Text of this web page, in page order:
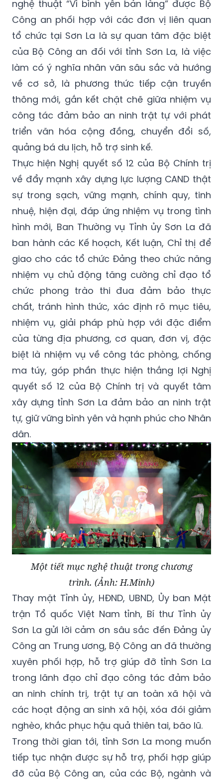
nghệ thuật “Vì bình yên bản làng” được Bộ
Công an phối hợp với các đơn vị liên quan
tổ chức tại Sơn La là sự quan tâm đặc biệt
của Bộ Công an đối với tỉnh Sơn La, là việc
làm có ý nghĩa nhân văn sâu sắc và hướng
về cơ sở, là phương thức tiếp cận truyền
thông mới, gắn kết chặt chẽ giữa nhiệm vụ
công tác đảm bảo an ninh trật tự với phát
triển văn hóa cộng đồng, chuyển đổi số,
quảng bá du lịch, hỗ trợ sinh kế.
Thực hiện Nghị quyết số 12 của Bộ Chính trị
về đẩy mạnh xây dựng lực lượng CAND thật
sự trong sạch, vững mạnh, chính quy, tinh
nhuệ, hiện đại, đáp ứng nhiệm vụ trong tình
hình mới, Ban Thường vụ Tỉnh ủy Sơn La đã
ban hành các Kế hoạch, Kết luận, Chỉ thị để
giao cho các tổ chức Đảng theo chức năng
nhiệm vụ chủ động tăng cường chỉ đạo tổ
chức phong trào thi đua đảm bảo thực
chất, tránh hình thức, xác định rõ mục tiêu,
nhiệm vụ, giải pháp phù hợp với đặc điểm
của từng địa phương, cơ quan, đơn vị, đặc
biệt là nhiệm vụ về công tác phòng, chống
ma túy, góp phần thực hiện thắng lợi Nghị
quyết số 12 của Bộ Chính trị và quyết tâm
xây dựng tỉnh Sơn La đảm bảo an ninh trật
tự, giữ vững bình yên và hạnh phúc cho Nhân
dân.
Một tiết mục nghệ thuật trong chương
trình. (Ảnh: H.Minh)
Thay mặt Tỉnh ủy, HĐND, UBND, Ủy ban Mặt
trận Tổ quốc Việt Nam tỉnh, Bí thư Tỉnh ủy
Sơn La gửi lời cảm ơn sâu sắc đến Đảng ủy
Công an Trung ương, Bộ Công an đã thường
xuyên phối hợp, hỗ trợ giúp đỡ tỉnh Sơn La
trong lãnh đạo chỉ đạo công tác đảm bảo
an ninh chính trị, trật tự an toàn xã hội và
các hoạt động an sinh xã hội, xóa đói giảm
nghèo, khắc phục hậu quả thiên tai, bão lũ.
Trong thời gian tới, tỉnh Sơn La mong muốn
tiếp tục nhận được sự hỗ trợ, phối hợp giúp
đỡ của Bộ Công an, của các Bộ, ngành và